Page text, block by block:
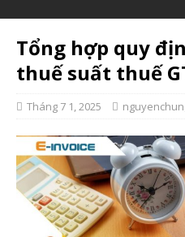
Tổng hợp quy
thuế suất thuế
Tháng 7 1, 2025